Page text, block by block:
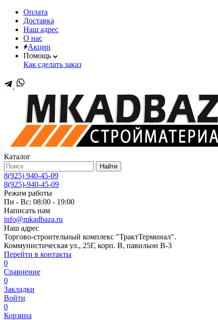
Оплата
Доставка
Наш адрес
О нас
Акции
Помощь
Как сделать заказ
Каталог
Найти
8(925) 940-45-09
8(925)-940-45-09
Режим работы
Пн - Вс: 08:00 - 19:00
Написать нам
info@mkadbaza.ru
Наш адрес
Торгово-строительный комплекс "ТрактТерминал".
Коммунистическая ул., 25Г, корп. В, павильон В-3
Перейти в контакты
0
Сравнение
0
Закладки
Войти
0
Корзина